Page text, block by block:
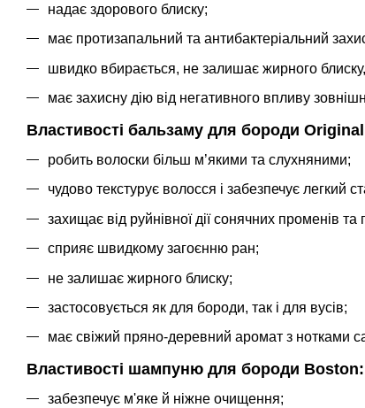
надає здорового блиску;
має протизапальний та антибактеріальний
швидко вбирається, не залишає жирного
має захисну дію від негативного впливу
Властивості бальзаму для бороди
робить волоски більш м’якими та слухняними;
чудово текстурує волосся і забезпечує легкий
захищає від руйнівної дії сонячних променів
сприяє швидкому загоєнню ран;
не залишає жирного блиску;
застосовується як для бороди, так і для вусів;
має свіжий пряно-деревний аромат з нотками
Властивості шампуню для бороди Boston:
забезпечує м'яке й ніжне очищення;